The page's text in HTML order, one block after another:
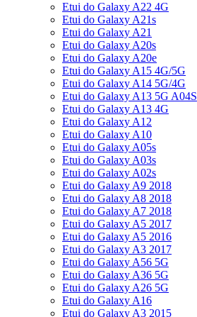
Etui do Galaxy A22 4G
Etui do Galaxy A21s
Etui do Galaxy A21
Etui do Galaxy A20s
Etui do Galaxy A20e
Etui do Galaxy A15 4G/5G
Etui do Galaxy A14 5G/4G
Etui do Galaxy A13 5G A04S
Etui do Galaxy A13 4G
Etui do Galaxy A12
Etui do Galaxy A10
Etui do Galaxy A05s
Etui do Galaxy A03s
Etui do Galaxy A02s
Etui do Galaxy A9 2018
Etui do Galaxy A8 2018
Etui do Galaxy A7 2018
Etui do Galaxy A5 2017
Etui do Galaxy A5 2016
Etui do Galaxy A3 2017
Etui do Galaxy A56 5G
Etui do Galaxy A36 5G
Etui do Galaxy A26 5G
Etui do Galaxy A16
Etui do Galaxy A3 2015